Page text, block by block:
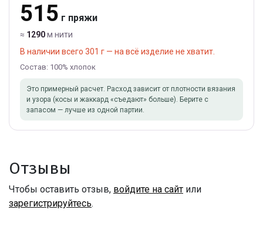
515 г пряжи
≈ 1290м нити
В наличии всего 301 г — на всё изделие не хватит.
Состав: 100% хлопок
Это примерный расчет. Расход зависит от плотности вязания
и узора (косы и жаккард «съедают» больше). Берите с
запасом — лучше из одной партии.
Отзывы
Чтобы оставить отзыв, войдите на сайт или
зарегистрируйтесь.